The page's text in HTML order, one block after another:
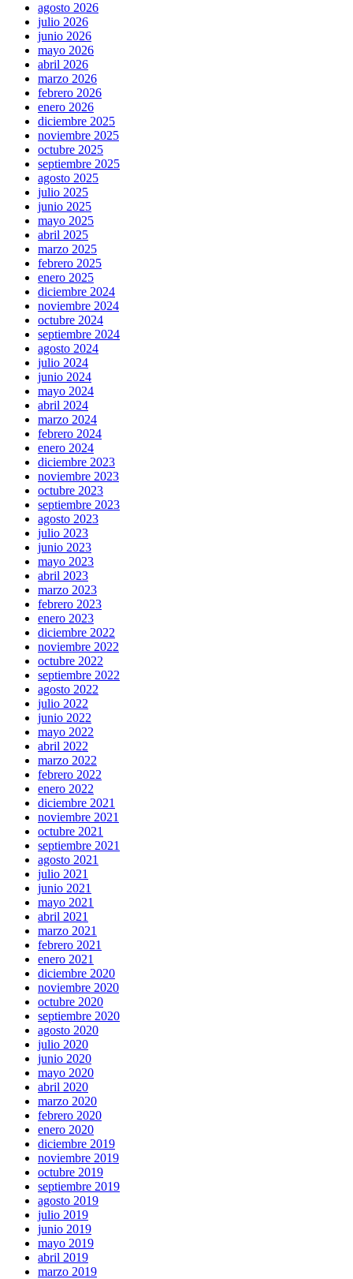
agosto 2026
julio 2026
junio 2026
mayo 2026
abril 2026
marzo 2026
febrero 2026
enero 2026
diciembre 2025
noviembre 2025
octubre 2025
septiembre 2025
agosto 2025
julio 2025
junio 2025
mayo 2025
abril 2025
marzo 2025
febrero 2025
enero 2025
diciembre 2024
noviembre 2024
octubre 2024
septiembre 2024
agosto 2024
julio 2024
junio 2024
mayo 2024
abril 2024
marzo 2024
febrero 2024
enero 2024
diciembre 2023
noviembre 2023
octubre 2023
septiembre 2023
agosto 2023
julio 2023
junio 2023
mayo 2023
abril 2023
marzo 2023
febrero 2023
enero 2023
diciembre 2022
noviembre 2022
octubre 2022
septiembre 2022
agosto 2022
julio 2022
junio 2022
mayo 2022
abril 2022
marzo 2022
febrero 2022
enero 2022
diciembre 2021
noviembre 2021
octubre 2021
septiembre 2021
agosto 2021
julio 2021
junio 2021
mayo 2021
abril 2021
marzo 2021
febrero 2021
enero 2021
diciembre 2020
noviembre 2020
octubre 2020
septiembre 2020
agosto 2020
julio 2020
junio 2020
mayo 2020
abril 2020
marzo 2020
febrero 2020
enero 2020
diciembre 2019
noviembre 2019
octubre 2019
septiembre 2019
agosto 2019
julio 2019
junio 2019
mayo 2019
abril 2019
marzo 2019